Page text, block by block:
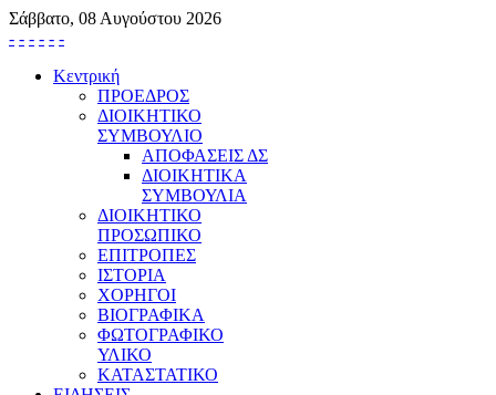
Σάββατο, 08 Αυγούστου 2026
- - - - - -
Κεντρική
ΠΡΟΕΔΡΟΣ
ΔΙΟΙΚΗΤΙΚΟ
ΣΥΜΒΟΥΛΙΟ
ΑΠΟΦΑΣΕΙΣ ΔΣ
ΔΙΟΙΚΗΤΙΚΑ
ΣΥΜΒΟΥΛΙΑ
ΔΙΟΙΚΗΤΙΚΟ
ΠΡΟΣΩΠΙΚΟ
ΕΠΙΤΡΟΠΕΣ
ΙΣΤΟΡΙΑ
ΧΟΡΗΓΟΙ
ΒΙΟΓΡΑΦΙΚΑ
ΦΩΤΟΓΡΑΦΙΚΟ
ΥΛΙΚΟ
ΚΑΤΑΣΤΑΤΙΚΟ